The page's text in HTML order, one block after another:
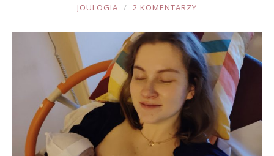
JOULE
JOULOGIA 2 KOMENTARZY